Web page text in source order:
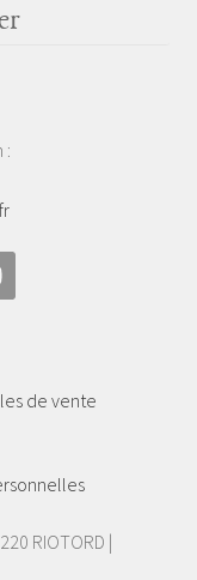
:
de vente
RIOTORD |